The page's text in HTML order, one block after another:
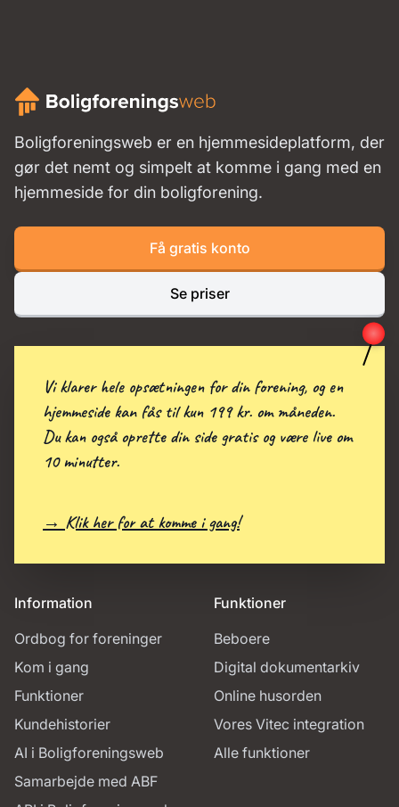
Boligforeningsweb er en hjemmesideplatform, der
gør det nemt og simpelt at komme i gang med en
hjemmeside for din boligforening.
Få gratis konto
Se priser
Information
Ordbog for foreninger
Kom i gang
Funktioner
Kundehistorier
AI i Boligforeningsweb
Samarbejde med ABF
Funktioner
Beboere
Digital dokumentarkiv
Online husorden
Vores Vitec integration
Alle funktioner
Vi klarer hele opsætningen for din forening, og en
hjemmeside kan fås til kun 199 kr. om måneden.
Du kan også oprette din side gratis og være live om
10 minutter.
→ Klik her for at komme i gang!